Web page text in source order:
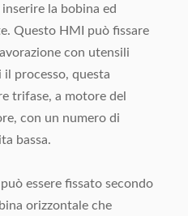
la bobina ed
Questo HMI può fissare
con utensili
processo, questa
trifase, a motore del
con un numero di
bassa.
essere fissato secondo
orizzontale che